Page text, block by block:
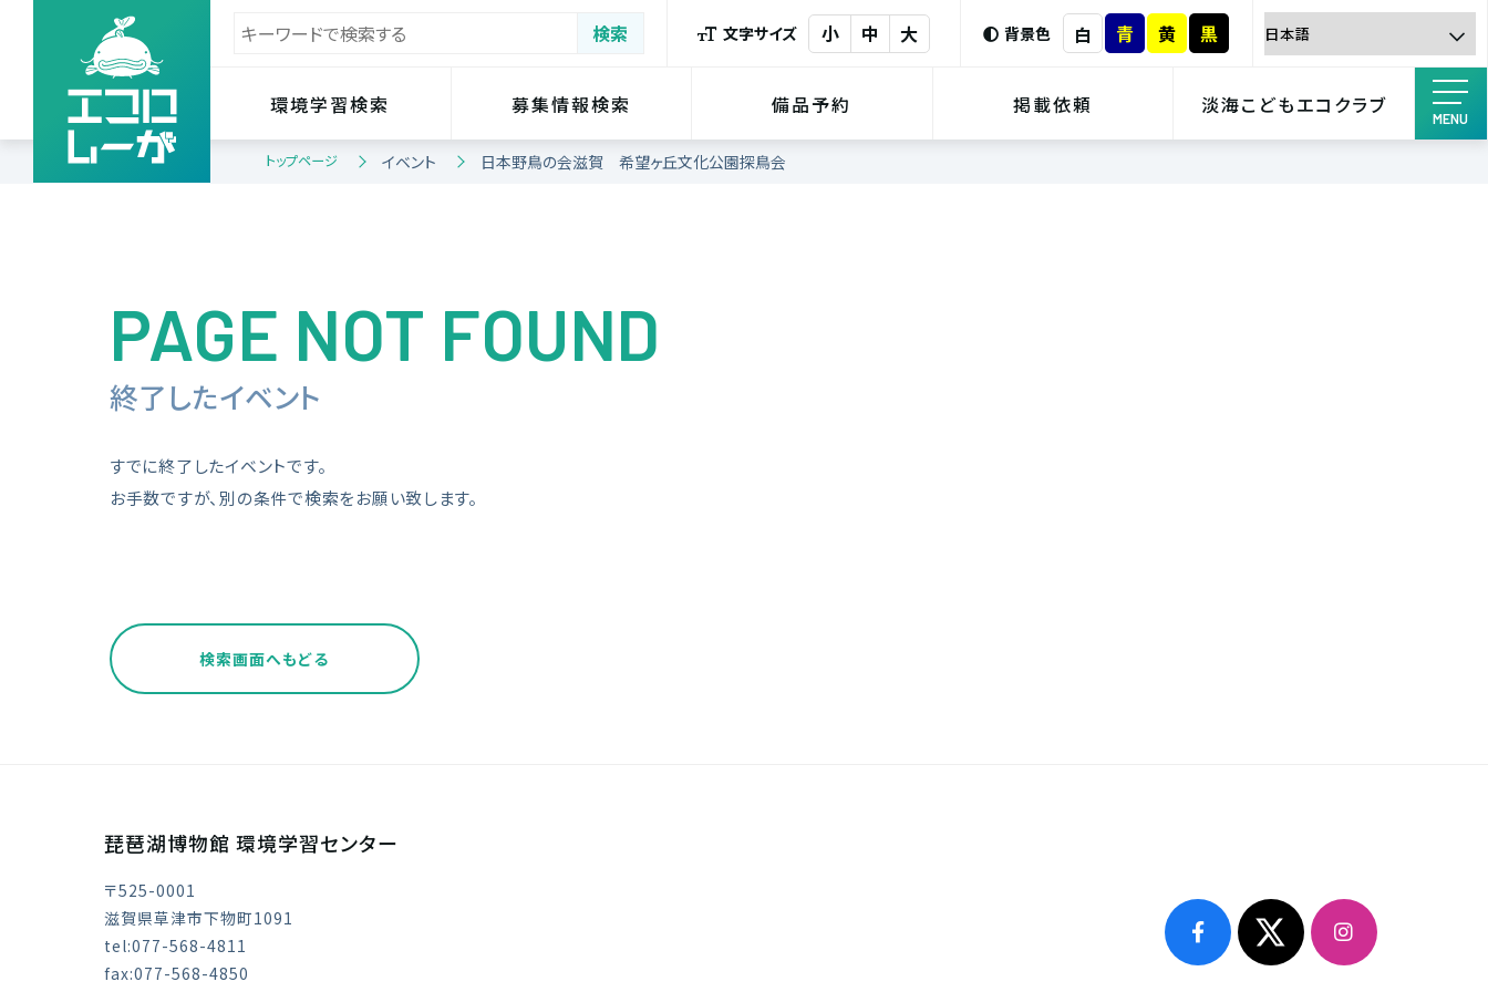
文字サイズ 小 中 大 背景色 白 青 黄 黒
環境学習検索 募集情報検索 備品予約 掲載依頼 淡海こどもエコクラブ
MENU
トップページ イベント 日本野鳥の会滋賀 希望ヶ丘文化公園探鳥会
PAGE NOT FOUND
終了したイベント
すでに終了したイベントです。
お手数ですが、別の条件で検索をお願い致します。
検索画面へもどる
琵琶湖博物館 環境学習センター
〒525-0001
滋賀県草津市下物町1091
tel:077-568-4811
fax:077-568-4850